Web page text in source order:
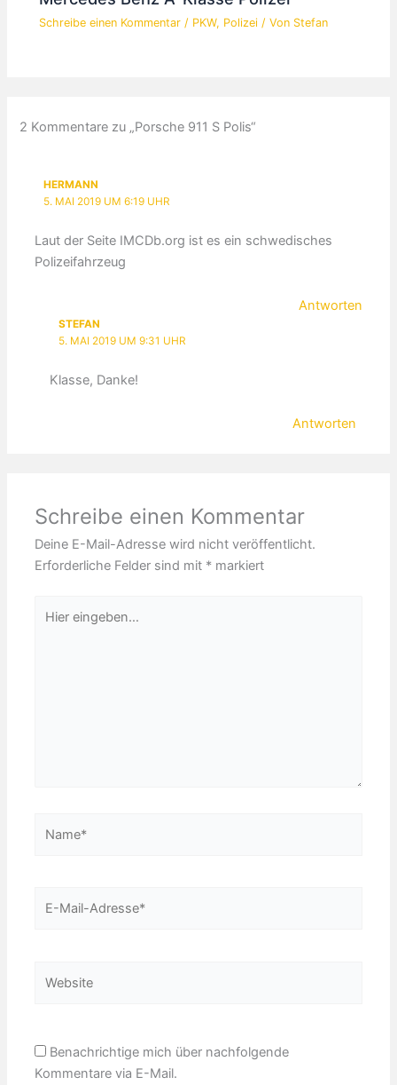
Schreibe einen Kommentar / PKW, Polizei / Von Stefan
2 Kommentare zu „Porsche 911 S Polis“
HERMANN
5. MAI 2019 UM 6:19 UHR
Laut der Seite IMCDb.org ist es ein schwedisches
Polizeifahrzeug
Antworten
STEFAN
5. MAI 2019 UM 9:31 UHR
Klasse, Danke!
Antworten
Schreibe einen Kommentar
Deine E-Mail-Adresse wird nicht veröffentlicht.
Erforderliche Felder sind mit * markiert
eingeben…
Benachrichtige mich über nachfolgende
Kommentare via E-Mail.